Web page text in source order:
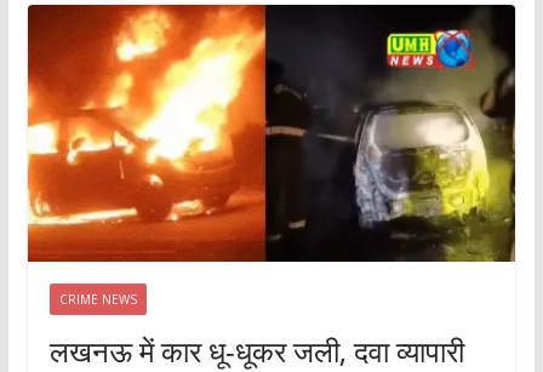
CRIME NEWS
लखनऊ में कार धू-धूकर जली, दवा व्यापारी